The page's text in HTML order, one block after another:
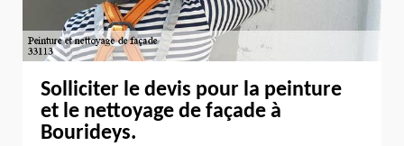
Solliciter le devis pour la peinture
et le nettoyage de façade à
Bourideys.